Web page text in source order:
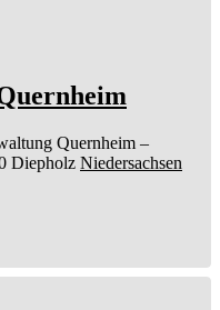
Quernheim –
Diepholz Niedersachsen